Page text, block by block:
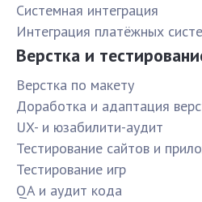
Системная интеграция
Интеграция платёжных
Верстка и
Верстка по макету
Доработка и адаптация
UX- и юзабилити-аудит
Тестирование сайтов и
Тестирование игр
QA и аудит кода